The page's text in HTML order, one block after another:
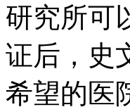
研究所可
证后，史
希望的医